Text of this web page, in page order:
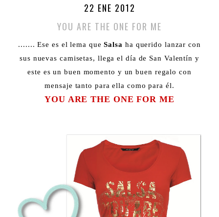
22 ENE 2012
YOU ARE THE ONE FOR ME
....... Ese es el lema que Salsa ha querido lanzar con
sus nuevas camisetas, llega el día de San Valentín y
este es un buen momento y un buen regalo con
mensaje tanto para ella como para él.
YOU ARE THE ONE FOR ME